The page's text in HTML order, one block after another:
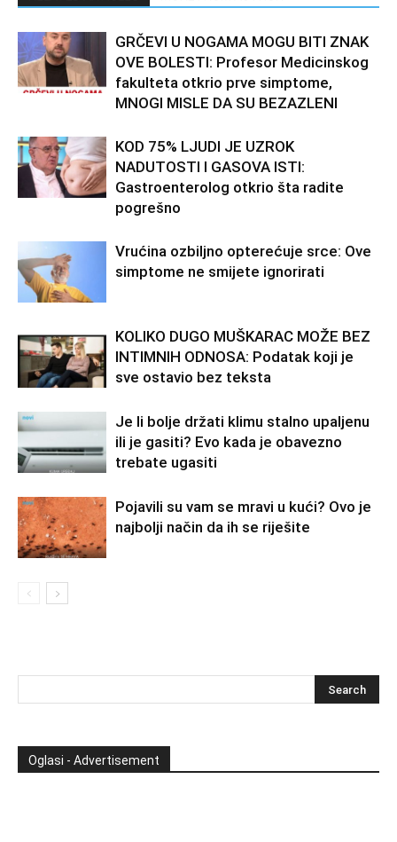
GRČEVI U NOGAMA MOGU BITI ZNAK
OVE BOLESTI: Profesor Medicinskog
fakulteta otkrio prve simptome,
MNOGI MISLE DA SU BEZAZLENI
KOD 75% LJUDI JE UZROK
NADUTOSTI I GASOVA ISTI:
Gastroenterolog otkrio šta radite
pogrešno
Vrućina ozbiljno opterećuje srce: Ove
simptome ne smijete ignorirati
KOLIKO DUGO MUŠKARAC MOŽE BEZ
INTIMNIH ODNOSA: Podatak koji je
sve ostavio bez teksta
Je li bolje držati klimu stalno upaljenu
ili je gasiti? Evo kada je obavezno
trebate ugasiti
Pojavili su vam se mravi u kući? Ovo je
najbolji način da ih se riješite
Oglasi - Advertisement